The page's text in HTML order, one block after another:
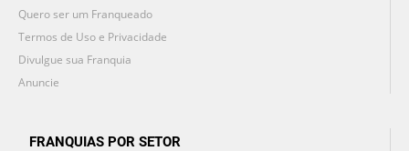
Quero ser um Franqueado
Termos de Uso e Privacidade
Divulgue sua Franquia
Anuncie
FRANQUIAS POR SETOR